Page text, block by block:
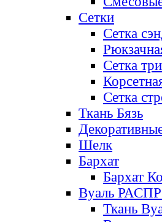
Сетки
Сетка
Сетка
Сетка
Ткань Бязь
Шелк
Бархат
Бархат
Вуаль
Ткань